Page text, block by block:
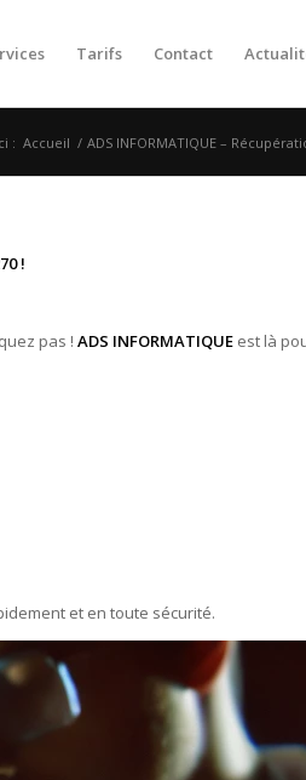
Tarifs Contact
: Accueil / ADS INFORMATIQUE –
!
pas ! ADS INFORMATIQUE est là
et en toute sécurité.